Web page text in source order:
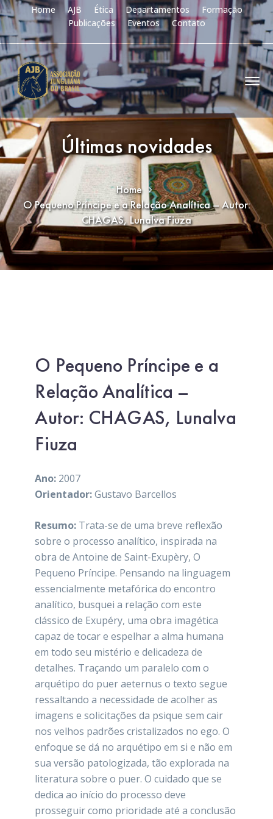
Home AJB Ética Departamentos
Formação
Publicações
Eventos Contato
Últimas novidades
Home
O Pequeno Príncipe e a Relação Analítica – Autor:
CHAGAS, Lunalva Fiuza
O Pequeno Príncipe e a
Relação Analítica –
Autor: CHAGAS, Lunalva
Fiuza
Ano: 2007
Orientador:Gustavo Barcellos
Resumo: Trata-se de uma breve reflexão
sobre o processo analítico, inspirada na
obra de Antoine de Saint-Exupèry, O
Pequeno Príncipe. Pensando na linguagem
essencialmente metafórica do encontro
analítico, busquei a relação com este
clássico de Exupéry, uma obra imagética
capaz de tocar e espelhar a alma humana
em todo seu mistério e delicadeza de
detalhes. Traçando um paralelo com o
arquétipo do puer aeternus o texto segue
ressaltando a necessidade de acolher as
imagens e solicitações da psique sem cair
nos velhos padrões cristalizados no ego. O
enfoque se dá no arquétipo em si e não em
sua versão patologizada, tão explorada na
literatura sobre o puer. O cuidado que se
dedica ao início do processo deve
prosseguir como prioridade até a conclusão